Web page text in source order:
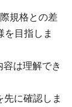
規格との差
目指しま
は理解でき
に確認しま